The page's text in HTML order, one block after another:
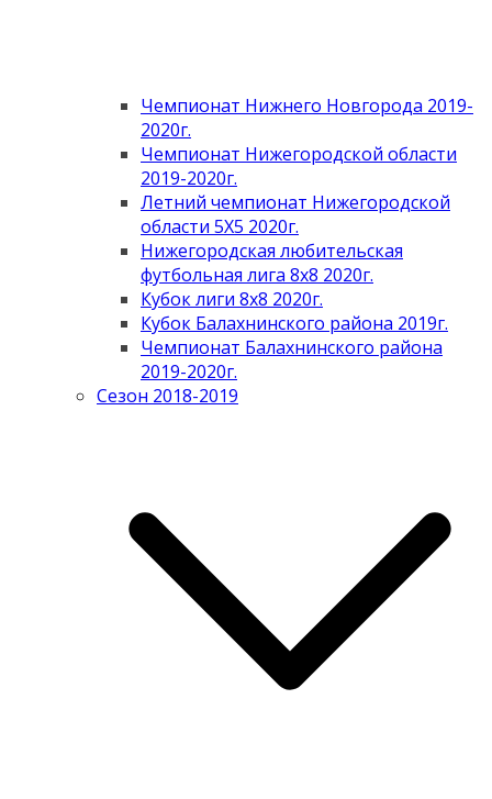
Чемпионат Нижнего Новгорода 2019-
2020г.
Чемпионат Нижегородской области
2019-2020г.
Летний чемпионат Нижегородской
области 5Х5 2020г.
Нижегородская любительская
футбольная лига 8х8 2020г.
Кубок лиги 8х8 2020г.
Кубок Балахнинского района 2019г.
Чемпионат Балахнинского района
2019-2020г.
Сезон 2018-2019